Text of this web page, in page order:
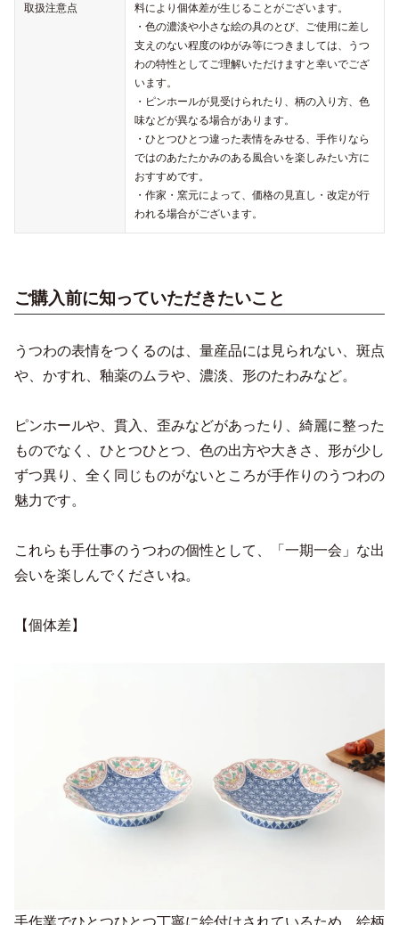
取扱注意点
料により個体差が生じることがございます。
・色の濃淡や小さな絵の具のとび、ご使用に差し
支えのない程度のゆがみ等につきましては、うつ
わの特性としてご理解いただけますと幸いでござ
います。
・ピンホールが見受けられたり、柄の入り方、色
味などが異なる場合があります。
・ひとつひとつ違った表情をみせる、手作りなら
ではのあたたかみのある風合いを楽しみたい方に
おすすめです。
・作家・窯元によって、価格の見直し・改定が行
われる場合がございます。
ご購入前に知っていただきたいこと
うつわの表情をつくるのは、量産品には見られない、斑点
や、かすれ、釉薬のムラや、濃淡、形のたわみなど。
ピンホールや、貫入、歪みなどがあったり、綺麗に整った
ものでなく、ひとつひとつ、色の出方や大きさ、形が少し
ずつ異り、全く同じものがないところが手作りのうつわの
魅力です。
これらも手仕事のうつわの個性として、「一期一会」な出
会いを楽しんでくださいね。
【個体差】